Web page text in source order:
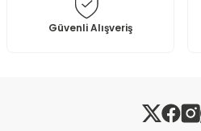
Bu ürüne benzer farklı alternatifler
Gönder
Güvenli Alışveriş